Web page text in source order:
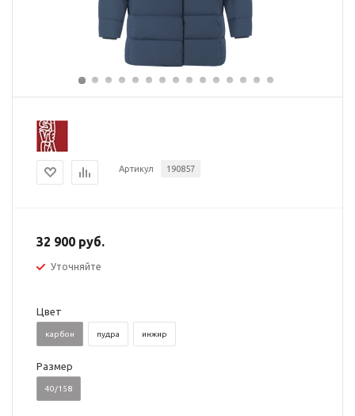
Артикул 190857
32 900 руб.
Уточняйте
Цвет
карбон пудра инжир
Размер
40/158